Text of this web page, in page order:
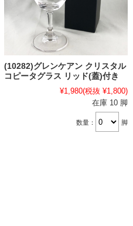
(10282)グレンケアン クリスタル
コピータグラス リッド(蓋)付き
¥1,980(税抜 ¥1,800)
在庫 10 脚
数量： 脚